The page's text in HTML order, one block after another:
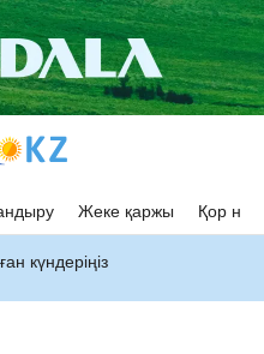
Жеке қаржы Қор
күндеріңіз